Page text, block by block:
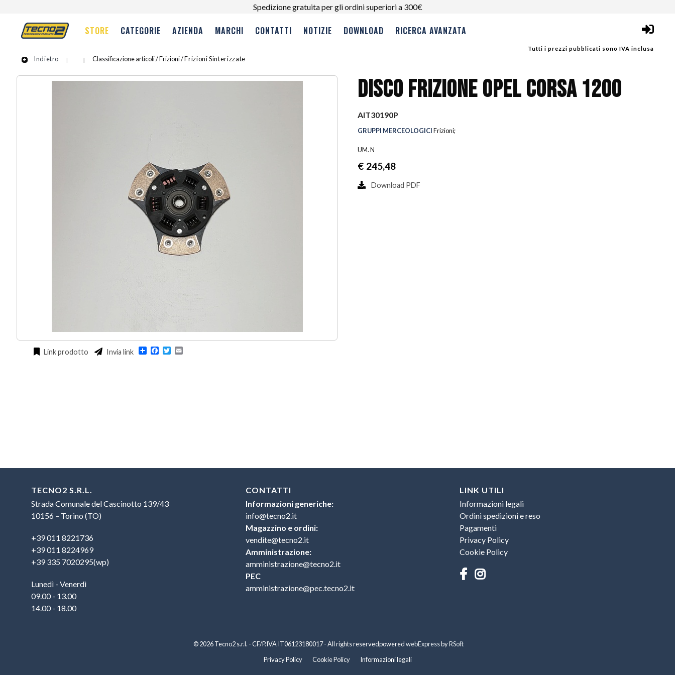
Spedizione gratuita per gli ordini superiori a 300€
Tutti i prezzi pubblicati sono IVA inclusa
STORE CATEGORIE AZIENDA MARCHI CONTATTI NOTIZIE DOWNLOAD RICERCA AVANZATA
Indietro Classificazione articoli / Frizioni /Frizioni Sinterizzate
DISCO FRIZIONE OPEL CORSA 1200
AIT30190P
GRUPPI MERCEOLOGICIFrizioni
UM. N
Download PDF
€ 245,48
Link prodotto Invia link Condividi
Facebook
Twitter
Email
TECNO2 S.R.L.
Strada Comunale del Cascinotto 139/43
10156 – Torino (TO)
+39 011 8221736
+39 011 8224969
+39 335 7020295(wp)
Lunedì - Venerdì
09.00 - 13.00
14.00 - 18.00
CONTATTI
Informazioni generiche:
info@tecno2.it
Magazzino e ordini:
vendite@tecno2.it
Amministrazione:
amministrazione@tecno2.it
PEC
amministrazione@pec.tecno2.it
LINK UTILI
Informazioni legali
Ordini spedizioni e reso
Pagamenti
Privacy Policy
Cookie Policy
Privacy Policy Cookie Policy Informazioni legali
© 2026 Tecno2 s.r.l. - CF/P.IVA IT06123180017 - All rights reservedpoweredwebExpressbyRSoft